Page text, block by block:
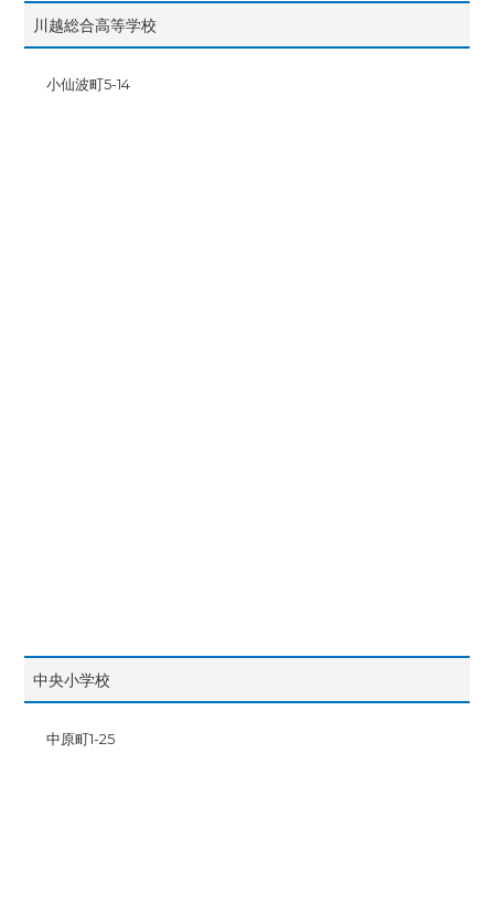
川越総合高等学校
小仙波町5-14
中央小学校
中原町1-25